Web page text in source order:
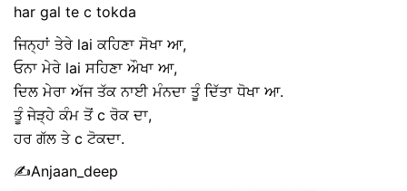
har gal te c tokda
ਜਿਨ੍ਹਾਂ ਤੇਰੇ lai ਕਹਿਣਾ ਸੋਖਾ ਆ,
ਓਨਾ ਮੇਰੇ lai ਸਹਿਣਾ ਔਖਾ ਆ,
ਦਿਲ ਮੇਰਾ ਅੱਜ ਤੱਕ ਨਾਈ ਮੰਨਦਾ ਤੂੰ ਦਿੱਤਾ ਧੋਖਾ ਆ.
ਤੂੰ ਜੇੜ੍ਹੇ ਕੰਮ ਤੋਂ c ਰੋਕ ਦਾ,
ਹਰ ਗੱਲ ਤੇ c ਟੋਕਦਾ.
✍️Anjaan_deep